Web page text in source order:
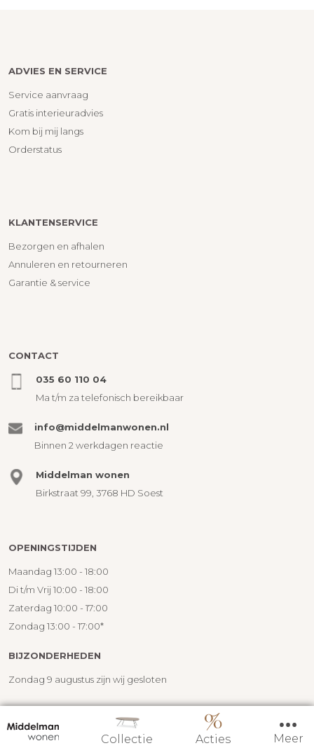
Collectie Acties Meer
ADVIES EN SERVICE
Service aanvraag
Gratis interieuradvies
Kom bij mij langs
Orderstatus
KLANTENSERVICE
Bezorgen en afhalen
Annuleren en retourneren
Garantie & service
CONTACT
035 60 110 04
Ma t/m za telefonisch bereikbaar
info@middelmanwonen.nl
Binnen 2 werkdagen reactie
Middelman wonen
Birkstraat 99, 3768 HD Soest
OPENINGSTIJDEN
Maandag 13:00 - 18:00
Di t/m Vrij 10:00 - 18:00
Zaterdag 10:00 - 17:00
Zondag 13:00 - 17:00*
BIJZONDERHEDEN
Zondag 9 augustus zijn wij gesloten
Zondag 16 augustus zijn wij gesloten